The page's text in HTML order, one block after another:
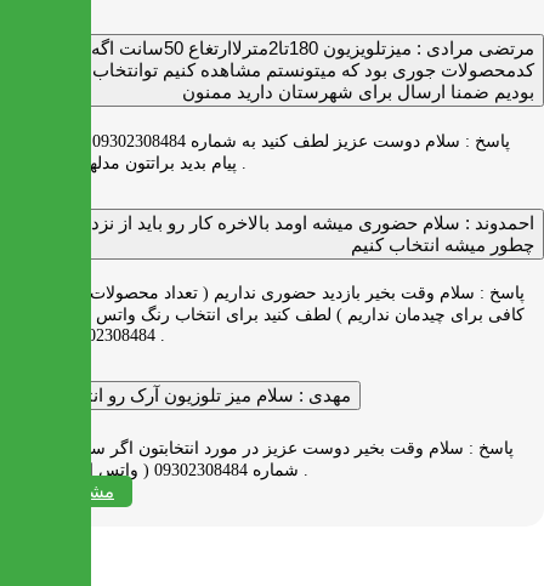
مرتضی مرادی :
میزتلویزیون 180تا2مترلاارتغاع 50سانت اگه
کدمحصولات جوری بود که میتونستم مشاهده کنیم توانتخاب راحت‌تر
بودیم ضمنا ارسال برای شهرستان دارید ممنون
پاسخ :
احمدوند : سلام حضوری میشه اومد بالاخره کار رو باید از نزدیک دید
چطور میشه انتخاب کنیم
پاسخ : سلام وقت بخیر بازدید حضوری نداریم ( تعداد محصولات زیاد و فضای
کافی برای چیدمان نداریم ) لطف کنید برای انتخاب رنگ واتس اپ به شماره
09302308484 پیام بدید .
مهدی : سلام میز تلوزیون آرک رو انتخاب کردم
پاسخ : سلام وقت بخیر دوست عزیز در مورد انتخابتون اگر سوالی دارید به
مشاهده همه